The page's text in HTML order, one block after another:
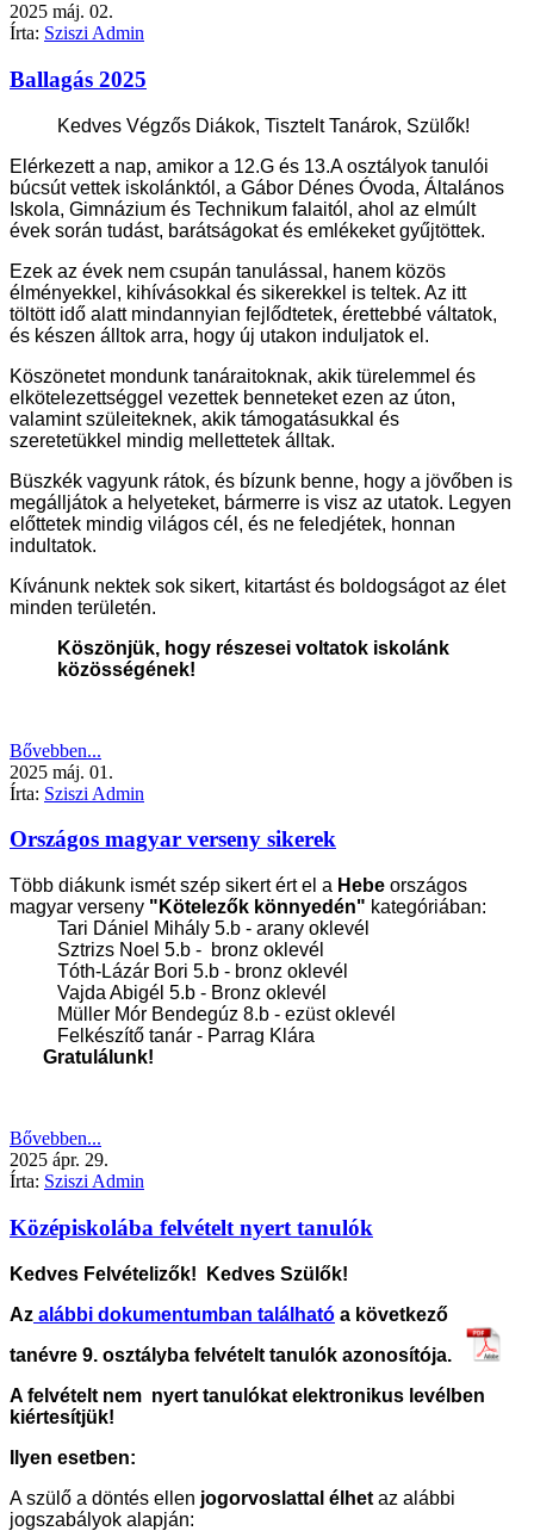
2025 máj. 02.
Írta: Sziszi Admin
Ballagás 2025
Kedves Végzős Diákok, Tisztelt Tanárok, Szülők!
Elérkezett a nap, amikor a 12.G és 13.A osztályok tanulói
búcsút vettek iskolánktól, a Gábor Dénes Óvoda, Általános
Iskola, Gimnázium és Technikum falaitól, ahol az elmúlt
évek során tudást, barátságokat és emlékeket gyűjtöttek.
Ezek az évek nem csupán tanulással, hanem közös
élményekkel, kihívásokkal és sikerekkel is teltek. Az itt
töltött idő alatt mindannyian fejlődtetek, érettebbé váltatok,
és készen álltok arra, hogy új utakon induljatok el.
Köszönetet mondunk tanáraitoknak, akik türelemmel és
elkötelezettséggel vezettek benneteket ezen az úton,
valamint szüleiteknek, akik támogatásukkal és
szeretetükkel mindig mellettetek álltak.
Büszkék vagyunk rátok, és bízunk benne, hogy a jövőben is
megálljátok a helyeteket, bármerre is visz az utatok. Legyen
előttetek mindig világos cél, és ne feledjétek, honnan
indultatok.
Kívánunk nektek sok sikert, kitartást és boldogságot az élet
minden területén.
Köszönjük, hogy részesei voltatok iskolánk
közösségének!
Bővebben...
2025 máj. 01.
Írta: Sziszi Admin
Országos magyar verseny sikerek
Több diákunk ismét szép sikert ért el a Hebe országos
magyar verseny "Kötelezők könnyedén" kategóriában:
Tari Dániel Mihály 5.b - arany oklevél
Sztrizs Noel 5.b - bronz oklevél
Tóth-Lázár Bori 5.b - bronz oklevél
Vajda Abigél 5.b - Bronz oklevél
Müller Mór Bendegúz 8.b - ezüst oklevél
Felkészítő tanár - Parrag Klára
Gratulálunk!
Bővebben...
2025 ápr. 29.
Írta: Sziszi Admin
Középiskolába felvételt nyert tanulók
Kedves Felvételizők! Kedves Szülők!
Az alábbi dokumentumban található a következő
tanévre 9. osztályba felvételt tanulók azonosítója.
A felvételt nem nyert tanulókat elektronikus levélben
kiértesítjük!
Ilyen esetben:
A szülő a döntés ellen jogorvoslattal élhet az alábbi
jogszabályok alapján: